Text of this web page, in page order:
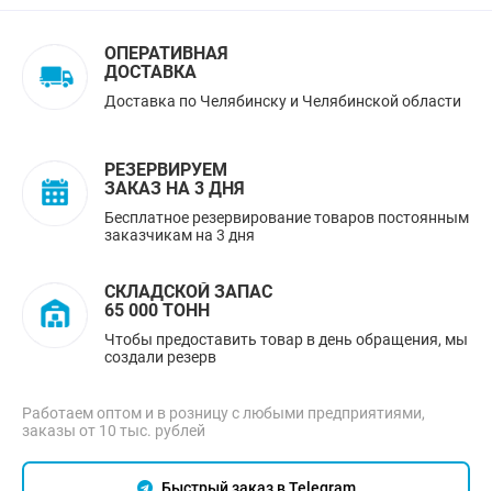
ОПЕРАТИВНАЯ
ДОСТАВКА
Доставка по Челябинску и Челябинской области
РЕЗЕРВИРУЕМ
ЗАКАЗ НА 3 ДНЯ
Бесплатное резервирование товаров постоянным
заказчикам на 3 дня
СКЛАДСКОЙ ЗАПАС
65 000 ТОНН
Чтобы предоставить товар в день обращения, мы
создали резерв
Работаем оптом и в розницу с любыми предприятиями,
заказы от 10 тыс. рублей